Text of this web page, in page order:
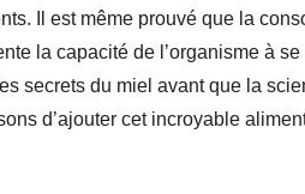
Il est même prouvé que la
la capacité de l’organisme à se
secrets du miel avant que la
d’ajouter cet incroyable